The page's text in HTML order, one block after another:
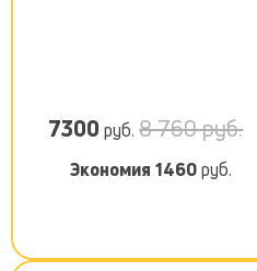
7300 руб.8 760 руб.
Экономия 1460руб.